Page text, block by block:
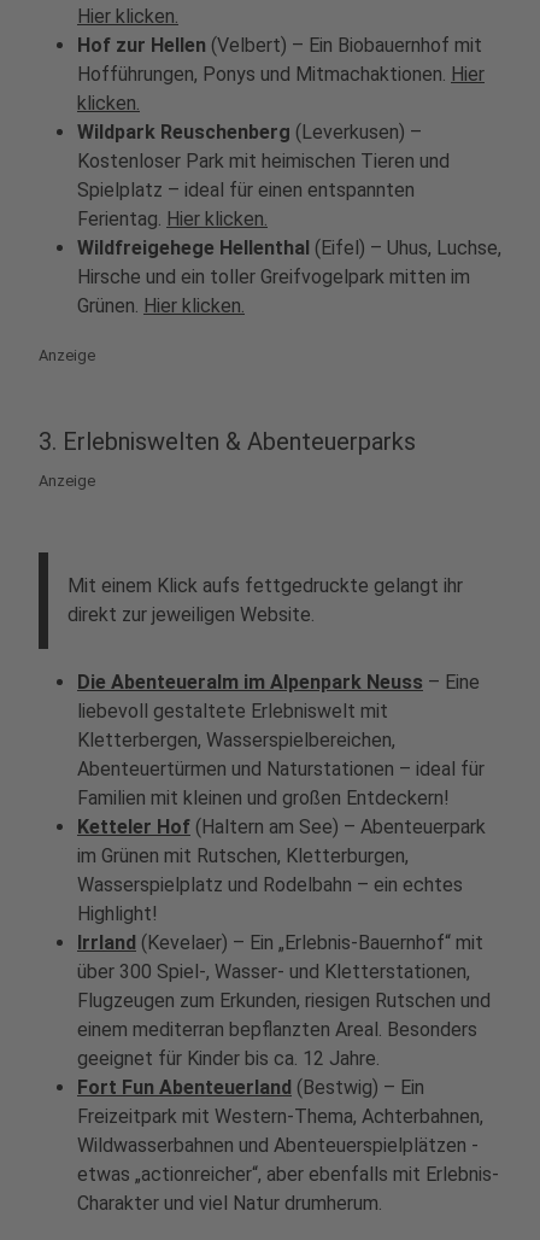
Hier klicken.
Hof zur Hellen (Velbert) – Ein Biobauernhof mit
Hofführungen, Ponys und Mitmachaktionen. Hier
klicken.
Wildpark Reuschenberg (Leverkusen) –
Kostenloser Park mit heimischen Tieren und
Spielplatz – ideal für einen entspannten
Ferientag. Hier klicken.
Wildfreigehege Hellenthal (Eifel) – Uhus, Luchse,
Hirsche und ein toller Greifvogelpark mitten im
Grünen. Hier klicken.
Anzeige
3. Erlebniswelten & Abenteuerparks
Anzeige
Mit einem Klick aufs fettgedruckte gelangt ihr
direkt zur jeweiligen Website.
Die Abenteueralm im Alpenpark Neuss – Eine
liebevoll gestaltete Erlebniswelt mit
Kletterbergen, Wasserspielbereichen,
Abenteuertürmen und Naturstationen – ideal für
Familien mit kleinen und großen Entdeckern!
Ketteler Hof (Haltern am See) – Abenteuerpark
im Grünen mit Rutschen, Kletterburgen,
Wasserspielplatz und Rodelbahn – ein echtes
Highlight!
Irrland (Kevelaer) – Ein „Erlebnis-Bauernhof“ mit
über 300 Spiel-, Wasser- und Kletterstationen,
Flugzeugen zum Erkunden, riesigen Rutschen und
einem mediterran bepflanzten Areal. Besonders
geeignet für Kinder bis ca. 12 Jahre.
Fort Fun Abenteuerland (Bestwig) – Ein
Freizeitpark mit Western-Thema, Achterbahnen,
Wildwasserbahnen und Abenteuerspielplätzen -
etwas „actionreicher“, aber ebenfalls mit Erlebnis-
Charakter und viel Natur drumherum.